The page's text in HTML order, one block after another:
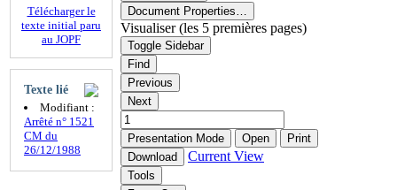
Télécharger le
texte initial paru
au JOPF
Texte lié
Modifiant :
Arrêté n° 1521
CM du
26/12/1988
Document Properties…
Visualiser (les 5 premières pages)
Toggle Sidebar
Find
Previous
Next
Presentation Mode Open
Print
Download
Current View
Tools